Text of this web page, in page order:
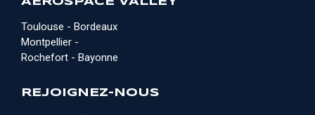
Toulouse - Bordeaux
Montpellier -
Rochefort - Bayonne
REJOIGNEZ-NOUS